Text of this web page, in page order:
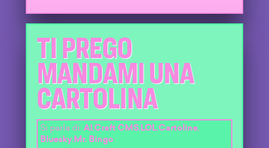
TI PREGO
MANDAMI UNA
CARTOLINA
Si parla di: AI ,Craft CMS, LOL,Cartoline,
Bluesky, Mr. Bingo